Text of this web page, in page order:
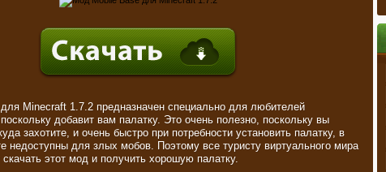
Minecraft 1.7.2 предназначен специально для любителей
добавит вам палатку. Это очень полезно, поскольку вы
захотите, и очень быстро при потребности установить палатку, в
недоступны для злых мобов. Поэтому все туристу виртуального мира
этот мод и получить хорошую палатку.